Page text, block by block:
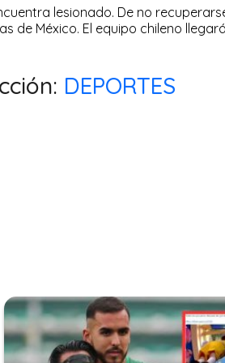
lesionado. De no
de México. El equipo chileno
DEPORTES